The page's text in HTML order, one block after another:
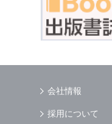
会社情報
採用について